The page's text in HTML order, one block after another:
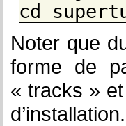
cd
Noter que
forme de
« tracks »
d’installation.